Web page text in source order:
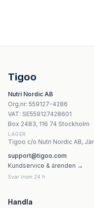
MedFuture Lion's
Aura Herbals Reishi
Yango Chaga Extract
Usa Medical Lion'S
Tigoo
Nutri Nordic AB
Org.nr: 559127-4286
VAT: SE559127428601
Box 2483, 116 74 Stockholm
LAGER
Tigoo c/o Nutri Nordic AB,
support@tigoo.com
Kundservice & ärenden →
Svar inom 24 h
Handla